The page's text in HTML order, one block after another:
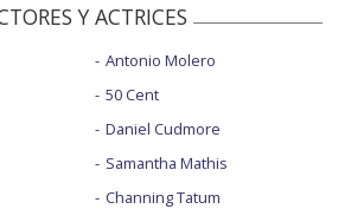
Y ACTRICES
Antonio Molero
50 Cent
Daniel Cudmore
Samantha Mathis
Channing Tatum